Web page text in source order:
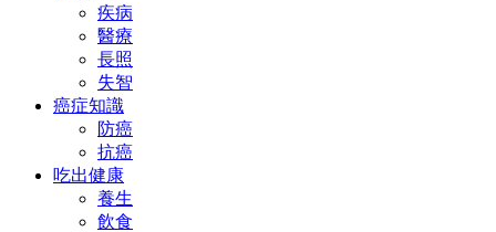
疾病
醫療
長照
失智
癌症知識
防癌
抗癌
吃出健康
養生
飲食